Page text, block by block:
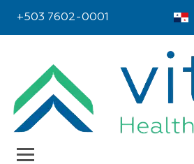
+503 7602-0001